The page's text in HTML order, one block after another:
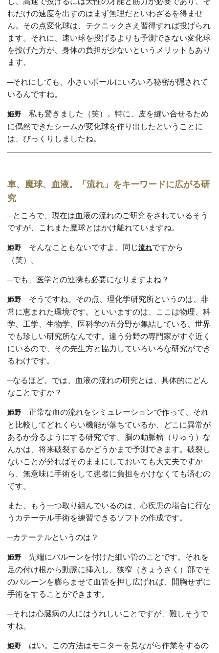
れだけの速度を出すのはまず無理だといわざるを得ませ
ん。その点変化球は、テクニックさえ習得すれば投げられ
ます。それに、速い球を投げるよりも予測できない変化球
を投げた方が、身体の負担が少ないというメリットもあり
ます。
─それにしても、小さいボールにいろいろ秘密が隠されて
いるんですね。
姫野 私も驚きました（笑）。特に、皮を縫い合せるため
に偶然できたシームが変化球を作り出したということに
は、びっくりしましたね。
車、魔球、血液。「流れ」をキーワードに広がる研
究
─ところで、現在は血液の流れのご研究をされているそう
ですが、これまた魔球とはかけ離れていますね。
姫野 そんなこともないですよ。同じ流れですから
（笑）。
─でも、医学との連携も必要になりますよね？
姫野 そうですね。その点、理化学研究所というのは、非
常に恵まれた環境です。といいますのは、ここは物理、科
学、工学、生物学、医科学の五分野が集結している、世界
でも珍しい研究所なんです。違う分野の専門家がすぐ近く
にいるので、その先生方と協力していろいろな研究ができ
るわけです。
─なるほど。では、血液の流れの研究とは、具体的にどん
なことですか？
姫野 正常な血の流れをシミュレーションで作って、それ
と比較してどれくらい機能が落ちているか、どこに異常が
あるか分るようにする研究です。脳の動脈瘤（りゅう）な
んかは、将来破裂するかどうかまで予測できます。破裂し
ないことが分ればそのままにしておいても大丈夫ですか
ら、無意味に手術をして患者に負担をかけなくても済むの
です。
また、もう一つ取り組んでいるのは、心疾患の場合に行な
うカテーテル手術を練習できるソフトの作成です。
─カテーテルというのは？
姫野 先端にバルーンを付けた細い管のことです。それを
足の付け根から動脈に挿入し、狭窄（きょうさく）部でそ
のバルーンを膨らませて血管を押し広げれば、開胸せずに
手術をすることができます。
─それは心臓病の人にはうれしいことですが、難しそうで
すね。
姫野 はい。この方法はモニターを見ながら作業をするの